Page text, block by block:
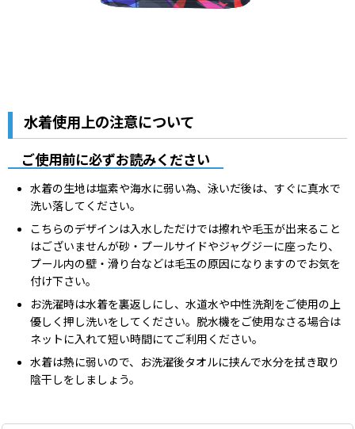
水着使用上の注意について
ご使用前に必ずお読みください
水着の生地は塩素や海水に弱い為、泳いだ後は、すぐに真水で
洗い落してください。
こちらのデザインは入水しただけでは擦れや毛玉が出来ること
はございませんが砂・プールサイドやジャグジーに座ったり、
プール内の壁・滑り台などは毛玉の原因になりますのでお気を
付け下さい。
お洗濯時は水着を裏返しにし、水道水や中性洗剤をご使用の上
優しく押し洗いをしてください。脱水機をご使用なさる場合は
ネットに入れて短い時間にてご利用ください。
水着は熱に弱いので、お洗濯後タオルに挟んで水分を拭き取り
陰干しをしましょう。